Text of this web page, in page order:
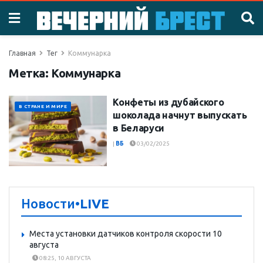
Главная Тег Коммунарка
Метка: Коммунарка
В СТРАНЕ И МИРЕ
Конфеты из дубайского
шоколада начнут выпускать
в Беларуси
| ВБ 03/02/2025
Новости•LIVE
Места установки датчиков контроля скорости 10
августа
08:25, 10 АВГУСТА